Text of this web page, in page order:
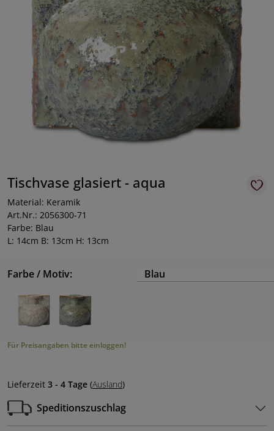
Tischvase glasiert - aqua
Material: Keramik
Art.Nr.: 2056300-71
Farbe: Blau
L: 14cm B: 13cm H: 13cm
Farbe / Motiv: Blau
Für Preisangaben bitte einloggen!
Lieferzeit 3 - 4 Tage (Ausland)
Speditionszuschlag